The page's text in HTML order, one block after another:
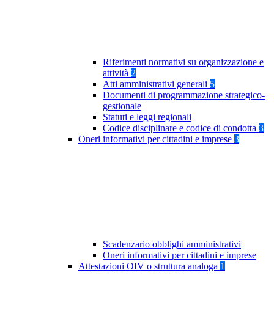
Riferimenti normativi su organizzazione e
attività 2
Atti amministrativi generali 5
Documenti di programmazione strategico-
gestionale
Statuti e leggi regionali
Codice disciplinare e codice di condotta 3
Oneri informativi per cittadini e imprese 3
Scadenzario obblighi amministrativi
Oneri informativi per cittadini e imprese
Attestazioni OIV o struttura analoga 1